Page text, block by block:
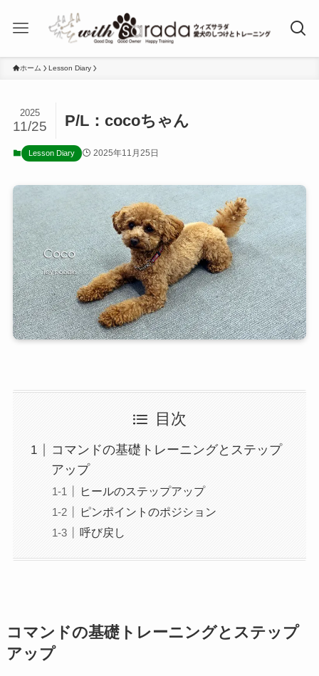
ホーム Lesson Diary
P/L：cocoちゃん
2025
11/25
Lesson Diary 2025年11月25日
目次
コマンドの基礎トレーニングとステップ
アップ
ヒールのステップアップ
ピンポイントのポジション
呼び戻し
コマンドの基礎トレーニングとステップ
アップ